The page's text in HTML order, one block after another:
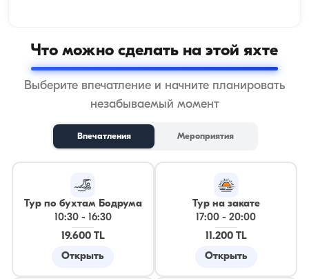
Что можно сделать на этой яхте
Выберите впечатление и начните планировать
незабываемый момент
Впечатления Мероприятия
Тур по бухтам Бодрума
10:30-
16:30
19.600 TL
Открыть
Тур на закате
17:00 -20:00
11.200 TL
Открыть